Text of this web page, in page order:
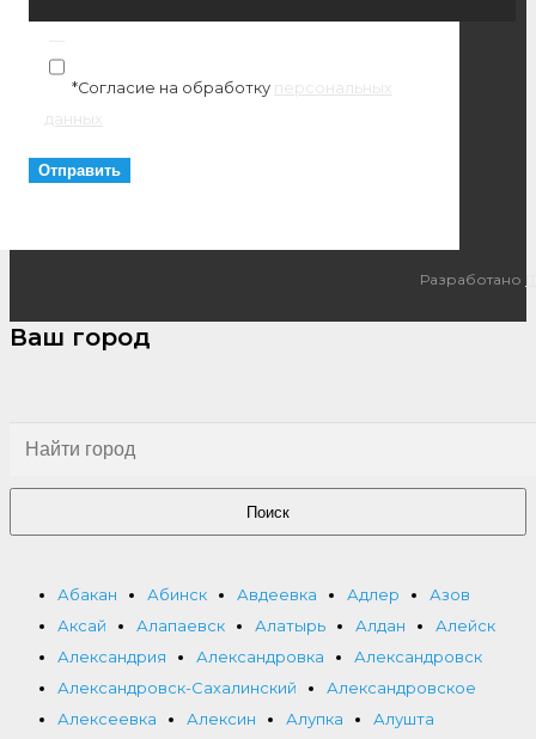
*Согласие на обработку персональных
данных
Разработано
Ваш город
Поиск
Абакан Абинск Авдеевка Адлер
Азов
Аксай
Алапаевск Алатырь Алдан
Алейск
Александрия
Александровка
Александровск
Александровск-Сахалинский
Александровское
Алексеевка
Алексин Алупка
Алушта